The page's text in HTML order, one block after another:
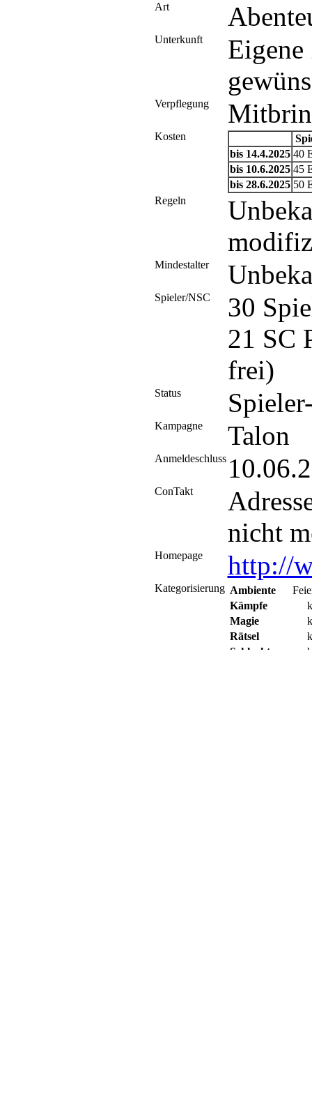
Art
Unterkunft
Verpflegung
Kosten
bis 14.4.2025 40
bis 10.6.2025 45
bis 28.6.2025 50
Regeln
Mindestalter
Spieler/NSC
30
21 SC
frei)
Status
Kampagne Talon
Anmeldeschluss
ConTakt
nicht
Homepage http://
Kategorisierung Ambiente
Kämpfe
Magie
Rätsel
Schlachten